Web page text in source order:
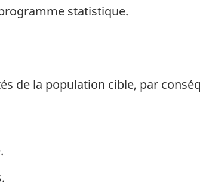
statistique.
de la population cible, par